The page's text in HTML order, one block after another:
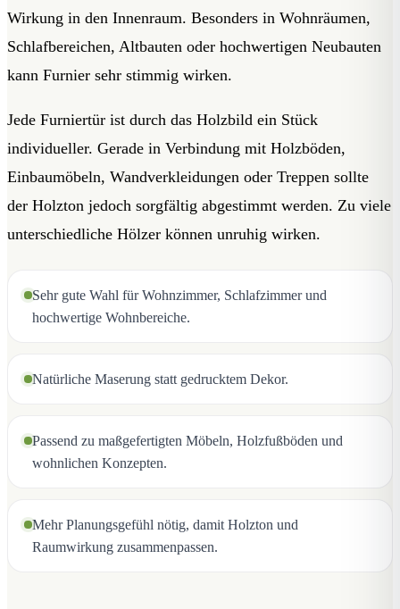
Wirkung in den Innenraum. Besonders in Wohnräumen,
Schlafbereichen, Altbauten oder hochwertigen Neubauten
kann Furnier sehr stimmig wirken.
Jede Furniertür ist durch das Holzbild ein Stück
individueller. Gerade in Verbindung mit Holzböden,
Einbaumöbeln, Wandverkleidungen oder Treppen sollte
der Holzton jedoch sorgfältig abgestimmt werden. Zu viele
unterschiedliche Hölzer können unruhig wirken.
Sehr gute Wahl für Wohnzimmer, Schlafzimmer und
hochwertige Wohnbereiche.
Natürliche Maserung statt gedrucktem Dekor.
Passend zu maßgefertigten Möbeln, Holzfußböden und
wohnlichen Konzepten.
Mehr Planungsgefühl nötig, damit Holzton und
Raumwirkung zusammenpassen.